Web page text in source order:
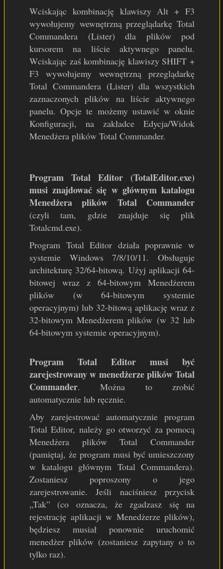
Wciskając kombinację klawiszy Alt + F3
wywołujemy wewnętrzną przeglądarkę Total
Commandera (Lister) dla plików pod
kursorem na liście aktywnego panelu.
Wciskając zaś kombinację klawiszy SHIFT +
F3 wywołujemy wewnętrzną przeglądarkę
Total Commandera (Lister) dla wszystkich
zaznaczonych plików na liście aktywnego
panelu. Opcje te możemy ustawić w oknie
Konfiguracji, na zakładce Edycja/Widok
Menedżera plików Total Commander.
Program Total Editor (TotalEditor.exe)
musi znajdować się w głównym katalogu
Menedżera plików Total Commander
(czyli tam, gdzie znajduje się plik
Totalcmd.exe).
Program Total Editor działa poprawnie w
systemie Windows 7/8/10/11. Obsługuje
architekturę 32/64-bitową. Użyj aplikacji 64-
bitowej wraz z 64-bitowym Menedżerem
plików (w 64-bitowym systemie
operacyjnym) lub 32-bitową aplikację wraz z
32-bitowym Menedżerem plików (w 32 lub
64-bitowym systemie operacyjnym).
Program Total Editor musi być
zarejestrowany w menedżerze plików Total
Commander. Można to zrobić
automatycznie lub ręcznie.
Aby zarejestrować automatycznie program
Total Editor, należy go otworzyć za pomocą
Menedżera plików Total Commander
(pamiętaj, że program musi być umieszczony
w katalogu głównym Total Commandera).
Zostaniesz poproszony o jego
zarejestrowanie. Jeśli naciśniesz przycisk
„Tak” (co oznacza, że zgadzasz się na
rejestrację aplikacji w Menedżerze plików),
będziesz musiał ponownie uruchomić
menedżer plików (zostaniesz zapytany o to
tylko raz).